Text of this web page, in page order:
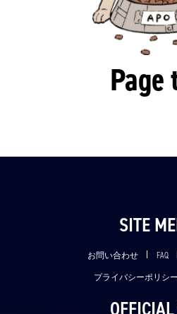
Page
SITE
お問い合わせ FAQ
プライバシーポリシー